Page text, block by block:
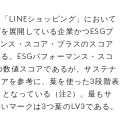
LINEショッピング」において
展開している企業かつESGブ
ス・スコア・プラスのスコア
。ESGパフォーマンス・スコ
値スコアであるが、サステナ
を参考に、葉を使った3段階表
なっている（注2）。最もサ
マークは3つ葉のLV3である。